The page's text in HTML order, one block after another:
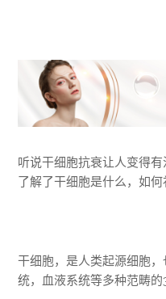
听说干细胞抗衰让人变得
了解了干细胞是什么，如
干细胞，是人类起源细胞
统，血液系统等多种范畴